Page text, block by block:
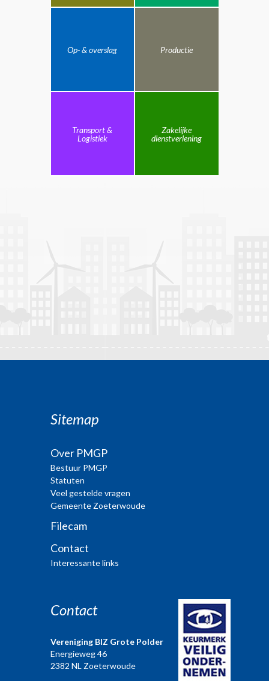
Op- & overslag Productie
Transport &
Logistiek
Zakelijke
dienstverlening
Sitemap
Over PMGP
Bestuur PMGP
Statuten
Veel gestelde vragen
Gemeente Zoeterwoude
Filecam
Contact
Interessante links
Contact
Vereniging BIZ Grote Polder
Energieweg 46
2382 NL Zoeterwoude